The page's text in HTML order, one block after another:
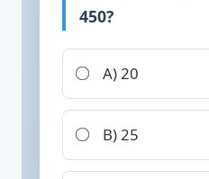
450?
A) 20
B) 25